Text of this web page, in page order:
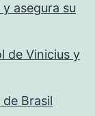
asegura su
de Vinicius y
Brasil